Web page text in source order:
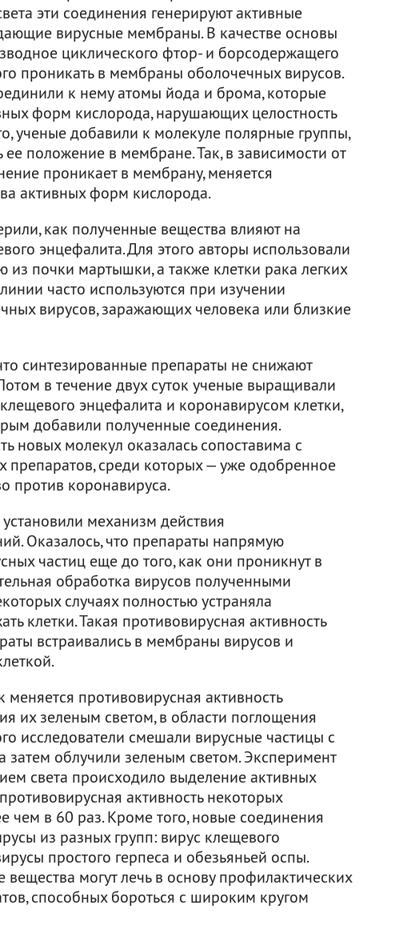
эти соединения генерируют активные
вирусные мембраны. В качестве основы
циклического фтор- и борсодержащего
проникать в мембраны оболочечных вирусов.
к нему атомы йода и брома, которые
форм кислорода, нарушающих целостность
ученые добавили к молекуле полярные группы,
положение в мембране. Так, в зависимости от
проникает в мембрану, меняется
активных форм кислорода.
как полученные вещества влияют на
энцефалита. Для этого авторы использовали
из почки мартышки, а также клетки рака легких
часто используются при изучении
вирусов, заражающих человека или близкие
синтезированные препараты не снижают
в течение двух суток ученые выращивали
энцефалита и коронавирусом клетки,
добавили полученные соединения.
новых молекул оказалась сопоставима с
препаратов, среди которых — уже одобренное
против коронавируса.
механизм действия
Оказалось, что препараты напрямую
частиц еще до того, как они проникнут в
обработка вирусов полученными
случаях полностью устраняла
клетки. Такая противовирусная активность
встраивались в мембраны вирусов и
противовирусная активность
их зеленым светом, в области поглощения
исследователи смешали вирусные частицы с
облучили зеленым светом. Эксперимент
света происходило выделение активных
активность некоторых
чем в 60 раз. Кроме того, новые соединения
из разных групп: вирус клещевого
простого герпеса и обезьяньей оспы.
могут лечь в основу профилактических
способных бороться с широким кругом